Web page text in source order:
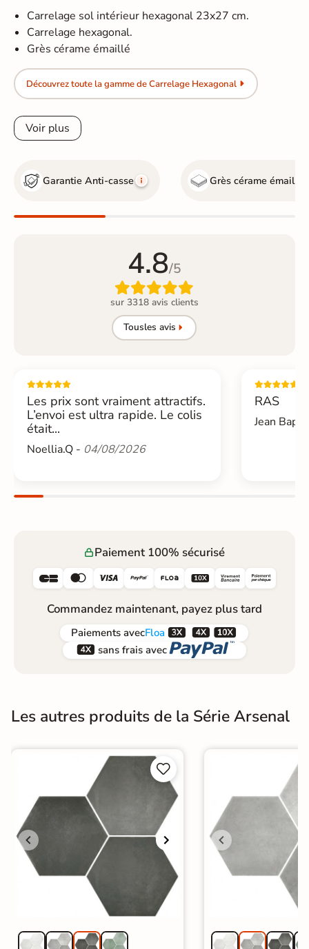
Carrelage sol intérieur hexagonal 23x27 cm.
Carrelage hexagonal.
Grès cérame émaillé
Découvrez toute la gamme de Carrelage Hexagonal
Voir plus
Garantie Anti-casse Grès cérame émaillé
4.8/5

sur 3318 avis clients
Tousles avis
Les prix sont vraiment attractifs.
L’envoi est ultra rapide. Le colis
était...
Noellia.Q - 04/08/2026
RAS
Jean
Paiement 100% sécurisé
     
Commandez maintenant, payez plus tard
Paiements avecFloa  
 sans frais avec 
Les autres produits de la Série Arsenal

